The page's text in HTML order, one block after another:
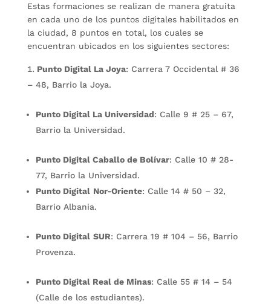
Estas formaciones se realizan de manera gratuita
en cada uno de los puntos digitales habilitados en
la ciudad, 8 puntos en total, los cuales se
encuentran ubicados en los siguientes sectores:
Punto Digital La Joya: Carrera 7 Occidental # 36
– 48, Barrio la Joya.
Punto Digital La Universidad: Calle 9 # 25 – 67,
Barrio la Universidad.
Punto Digital Caballo de Bolívar: Calle 10 # 28-
77, Barrio la Universidad.
Punto Digital Nor-Oriente: Calle 14 # 50 – 32,
Barrio Albania.
Punto Digital SUR: Carrera 19 # 104 – 56, Barrio
Provenza.
Punto Digital Real de Minas: Calle 55 # 14 – 54
(Calle de los estudiantes).